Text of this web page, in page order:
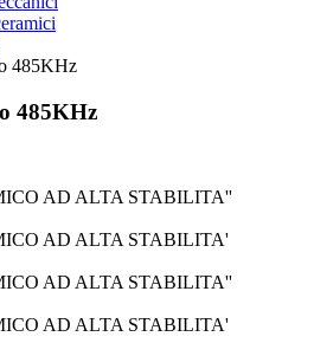
485KHz
485KHz